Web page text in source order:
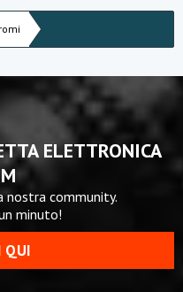
ELETTRONICA
community.
minuto!
QUI